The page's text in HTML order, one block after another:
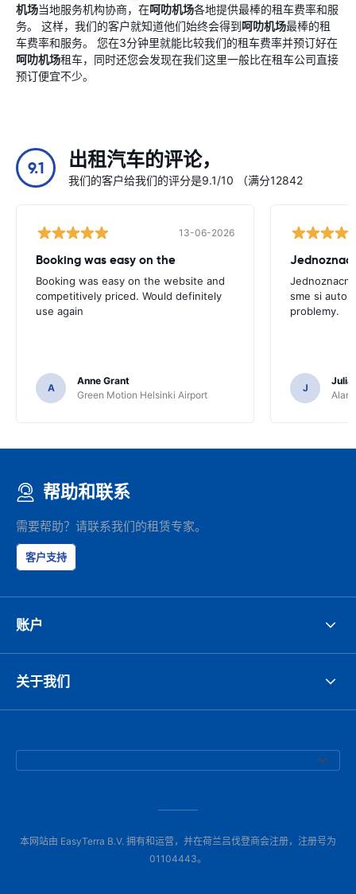
机场当地服务机构协商，在呵叻机场各地提供最棒的租车费率和服
务。 这样，我们的客户就知道他们始终会得到呵叻机场最棒的租
车费率和服务。 您在3分钟里就能比较我们的租车费率并预订好在
呵叻机场租车，同时还您会发现在我们这里一般比在租车公司直接
预订便宜不少。
9.1 出租汽车的评论，
我们的客户给我们的评分是9.1/10 （满分12842
13-06-2026
Booking was easy on the
Booking was easy on the website and
competitively priced. Would definitely
use again
A
Anne Grant
Green Motion Helsinki Airport
sme si auto
problemy.
J
Julia
帮助和联系
需要帮助？请联系我们的租赁专家。
客户支持
账户
关于我们
本网站由 EasyTerra B.V. 拥有和运营，并在荷兰吕伐登商会注册，注册号为
01104443。